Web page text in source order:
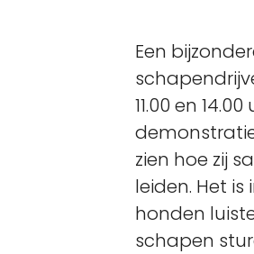
Een
11.00 en
zien hoe zij
leiden. Het
honden
schapen